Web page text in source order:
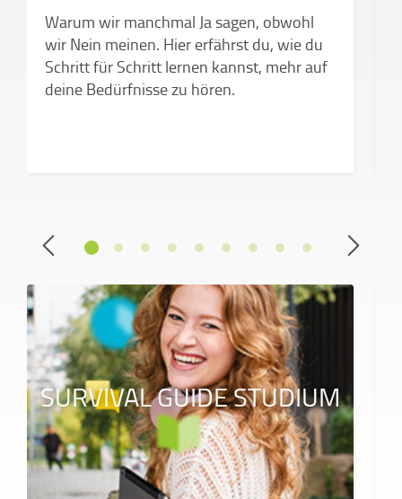
Warum wir manchmal Ja sagen, obwohl
wir Nein meinen. Hier erfährst du, wie du
Schritt für Schritt lernen kannst, mehr auf
deine Bedürfnisse zu hören.
SURVIVAL GUIDE STUDIUM